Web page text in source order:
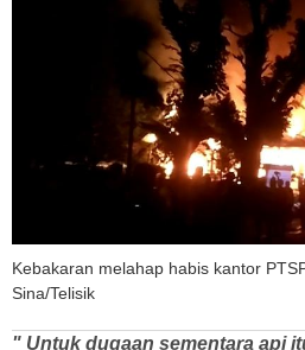
Kebakaran melahap habis kantor
Sina/Telisik
" Untuk dugaan sementara api